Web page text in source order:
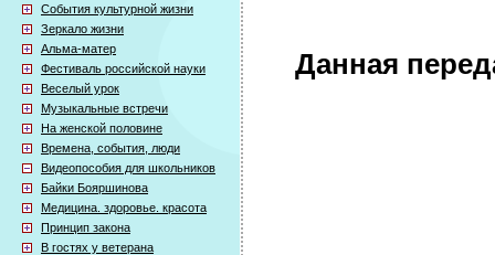
События культурной жизни
Зеркало жизни
Альма-матер
Фестиваль российской науки
Веселый урок
Музыкальные встречи
На женской половине
Времена, события, люди
Видеопособия для школьников
Байки Бояршинова
Медицина. здоровье. красота
Принцип закона
В гостях у ветерана
Данная